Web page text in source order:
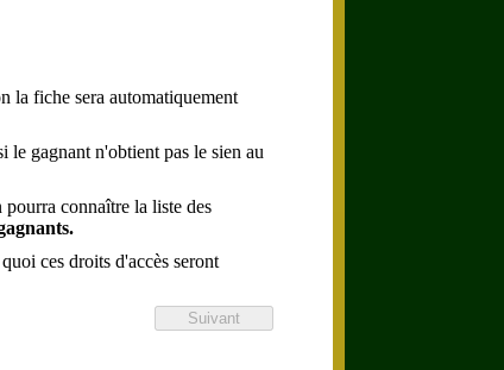
la fiche sera automatiquement
gagnant n'obtient pas le sien au
connaître la liste des
ces droits d'accès seront
Suivant